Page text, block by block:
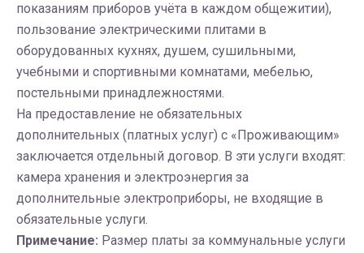
показаниям приборов учёта в каждом общежитии),
пользование электрическими плитами в
оборудованных кухнях, душем, сушильными,
учебными и спортивными комнатами, мебелью,
постельными принадлежностями.
На предоставление не обязательных
дополнительных (платных услуг) с «Проживающим»
заключается отдельный договор. В эти услуги входят:
камера хранения и электроэнергия за
дополнительные электроприборы, не входящие в
обязательные услуги.
Примечание: Размер платы за коммунальные услуги